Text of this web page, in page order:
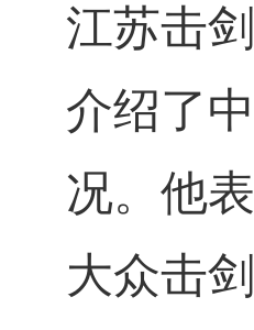
江苏击
介绍了
况。他
大众击